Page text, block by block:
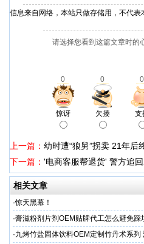
信息来自网络，本站只做存储用，不代表
请选择您看到这篇文章时的
0 0 0
惊讶 欠揍 支
上一篇： 幼时遭“狼舅”拐卖 21年后
下一篇： '电商客服帮退货' 警方追
相关文章
·惊天黑幕！
·膏滋粉剂片剂OEM贴牌代工怎么避免踩
·九烤竹盐固体饮料OEM定制竹丹术系列